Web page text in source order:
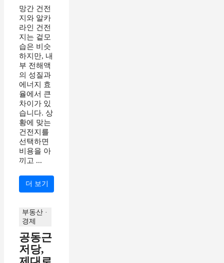
망간 건전
지와 알카
라인 건전
지는 겉모
습은 비슷
하지만, 내
부 전해액
의 성질과
에너지 효
율에서 큰
차이가 있
습니다. 상
황에 맞는
건전지를
선택하면
비용을 아
끼고 ...
더 보기
부동산 ·
경제
공동근
저당,